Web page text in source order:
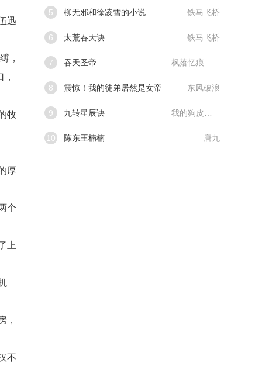
迅
，
牧
厚
个
上
，
不
5 柳无邪和徐凌雪的小说 铁马飞桥
6 太荒吞天诀 铁马飞桥
7 吞天圣帝
8 震惊！我的徒弟居然是女帝 东风破浪
9 九转星辰诀
10 陈东王楠楠 唐九